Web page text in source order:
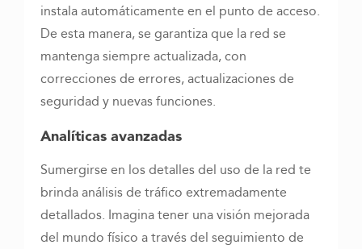
instala automáticamente en el punto de acceso.
De esta manera, se garantiza que la red se
mantenga siempre actualizada, con
correcciones de errores, actualizaciones de
seguridad y nuevas funciones.
Analíticas avanzadas
Sumergirse en los detalles del uso de la red te
brinda análisis de tráfico extremadamente
detallados. Imagina tener una visión mejorada
del mundo físico a través del seguimiento de